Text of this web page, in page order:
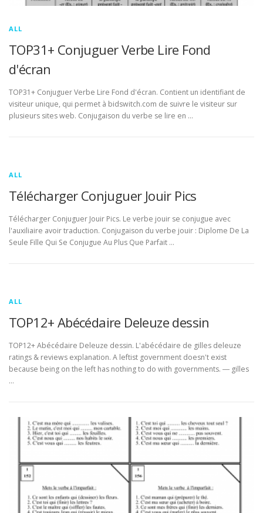
ALL
TOP31+ Conjuguer Verbe Lire Fond
d'écran
TOP31+ Conjuguer Verbe Lire Fond d'écran. Contient un identifiant de
visiteur unique, qui permet à bidswitch.com de suivre le visiteur sur
plusieurs sites web. Conjugaison du verbe se lire en …
ALL
Télécharger Conjuguer Jouir Pics
Télécharger Conjuguer Jouir Pics. Le verbe jouir se conjugue avec
l'auxiliaire avoir traduction. Conjugaison du verbe jouir : Diplome De La
Seule Fille Qui Se Conjugue Au Plus Que Parfait …
ALL
TOP12+ Abécédaire Deleuze dessin
TOP12+ Abécédaire Deleuze dessin. L'abécédaire de gilles deleuze
ratings & reviews explanation. A leftist government doesn't exist
because being on the left has nothing to do with governments. ― gilles
…